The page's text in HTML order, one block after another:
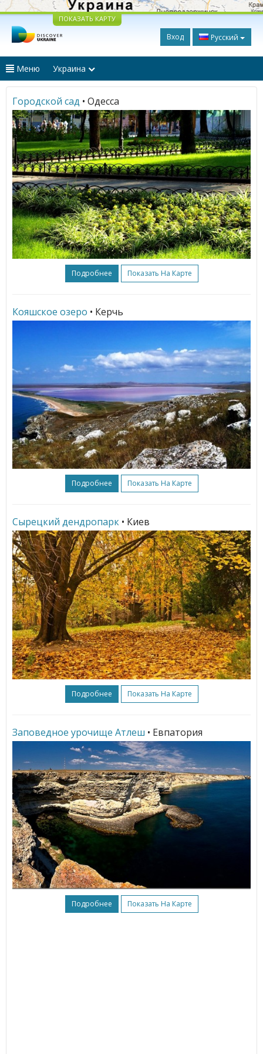
ПОКАЗАТЬ КАРТУ
Вход Русский
Меню Украина
Городской сад • Одесса
Подробнее Показать На Карте
Кояшское озеро • Керчь
Подробнее Показать На Карте
Сырецкий дендропарк • Киев
Подробнее Показать На Карте
Заповедное урочище Атлеш • Евпатория
Подробнее Показать На Карте